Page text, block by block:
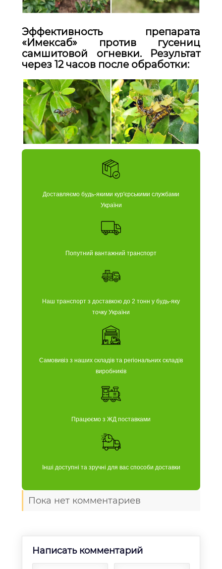
Эффективность препарата
«Имексаб» против гусениц
самшитовой огневки. Результат
через 12 часов после обработки:
Доставляємо будь-якими кур'єрськими службами
України
Попутний вантажний транспорт
Наш транспорт з доставкою до 2 тонн у будь-яку
точку України
Самовивіз з наших складів та регіональних складів
виробників
Працюємо з ЖД поставками
Інші доступні та зручні для вас способи доставки
Пока нет комментариев
Написать комментарий